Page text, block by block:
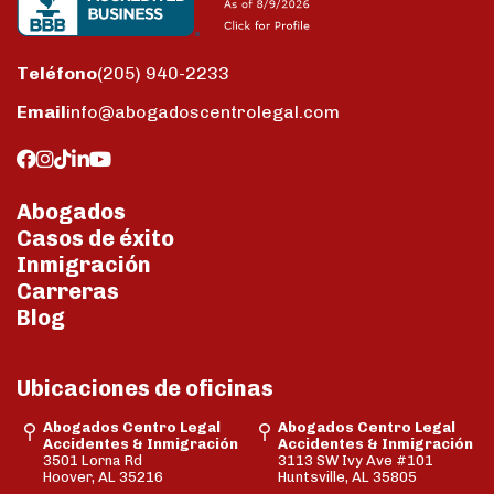
Teléfono(205) 940-2233
Emailinfo@abogadoscentrolegal.com
Abogados
Casos de éxito
Inmigración
Carreras
Blog
Ubicaciones de oficinas
Abogados Centro Legal
Accidentes & Inmigración
3501 Lorna Rd
Hoover, AL 35216
Abogados Centro Legal
Accidentes & Inmigración
3113 SW Ivy Ave #101
Huntsville, AL 35805